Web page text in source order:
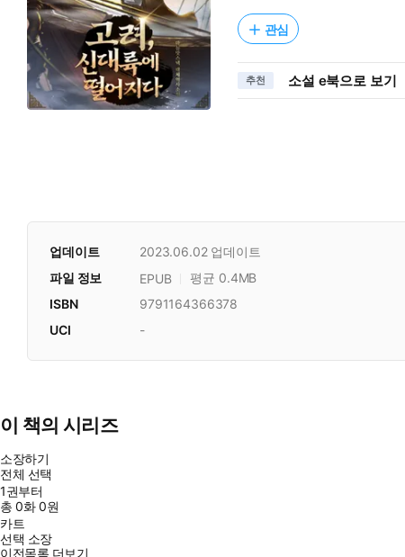
관심
추천 소설 e북으로 보기
업데이트 2023.06.02업데이트
파일 정보 EPUB
평균 0.4MB
ISBN
9791164366378
UCI
-
이 책의 시리즈
소장하기
전체 선택
1권부터
총0화0원
카트
선택 소장
이전목록 더보기